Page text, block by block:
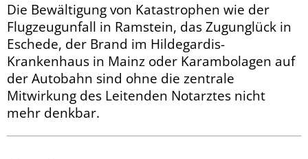
Die Bewältigung von Katastrophen wie der
Flugzeugunfall in Ramstein, das Zugunglück in
Eschede, der Brand im Hildegardis-
Krankenhaus in Mainz oder Karambolagen auf
der Autobahn sind ohne die zentrale
Mitwirkung des Leitenden Notarztes nicht
mehr denkbar.